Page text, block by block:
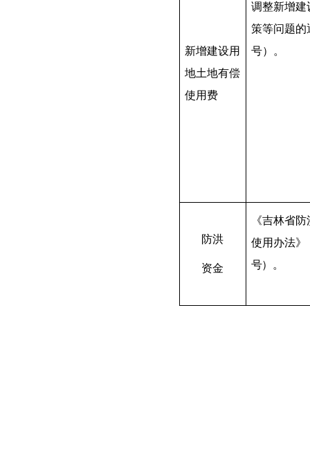
新增建设用
地土地有偿
使用费
调整新增建
策等问题的
号）。
防洪
资金
《吉林省
使用办法》
号）。